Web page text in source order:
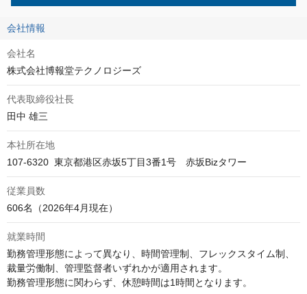
会社情報
会社名
株式会社博報堂テクノロジーズ
代表取締役社長
田中 雄三
本社所在地
107-6320  東京都港区赤坂5丁目3番1号　赤坂Bizタワー
従業員数
606名（2026年4月現在）
就業時間
勤務管理形態によって異なり、時間管理制、フレックスタイム制、
裁量労働制、管理監督者いずれかが適用されます。
勤務管理形態に関わらず、休憩時間は1時間となります。